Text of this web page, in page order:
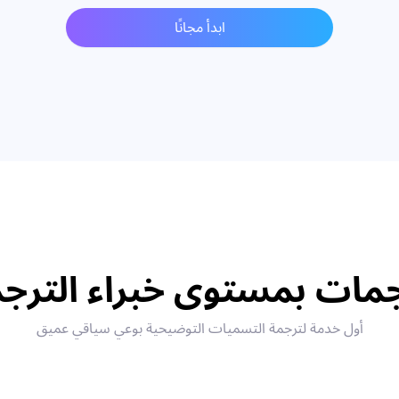
ابدأ مجانًا
بمستوى خبراء
أول خدمة لترجمة التسميات التوضيحية بوعي سياقي عميق